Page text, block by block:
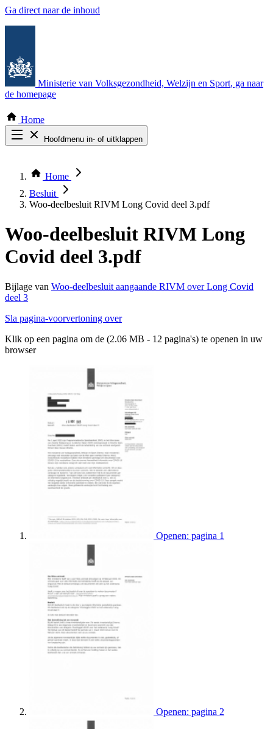
Ga direct naar de inhoud
Ministerie van Volksgezondheid, Welzijn en Sport, ga naar
de homepage
Home
Hoofdmenu in- of uitklappen
Thema COVID-19
Bekijk per bestuursorgaan
Home
Besluit
Woo-deelbesluit RIVM Long Covid deel 3.pdf
Woo-deelbesluit RIVM Long
Covid deel 3.pdf
Bijlage van Woo-deelbesluit aangaande RIVM over Long Covid
deel 3
Sla pagina-voorvertoning over
Klik op een pagina om de (2.06 MB - 12 pagina's) te openen in uw
browser
Openen: pagina 1
Openen: pagina 2